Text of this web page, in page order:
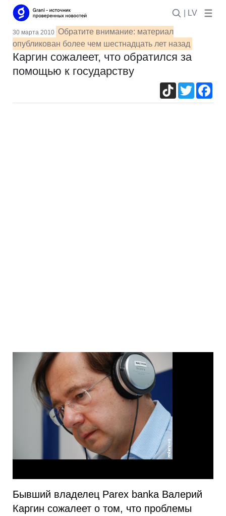
| LV
30 марта 2010 Обратите внимание: материал
опубликован более чем шестнадцать лет назад
Каргин сожалеет, что обратился за
помощью к государству
TikTokTwitter
Бывший владелец Parex banka Валерий
Каргин сожалеет о том, что проблемы